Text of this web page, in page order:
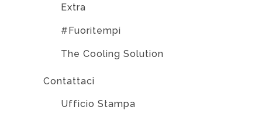
Extra
#Fuoritempi
The Cooling Solution
Contattaci
Ufficio Stampa